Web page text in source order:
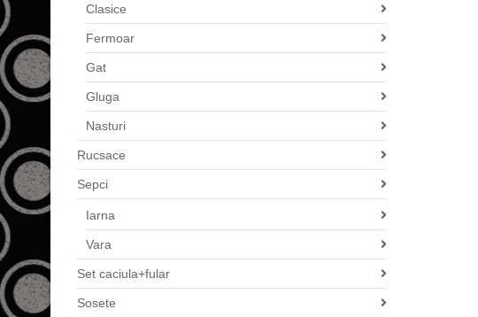
Clasice
Fermoar
Gat
Gluga
Nasturi
Rucsace
Sepci
Iarna
Vara
Set caciula+fular
Sosete